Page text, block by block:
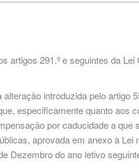
291.º e seguintes da
introduzida pelo artigo
especificamente quanto aos
por caducidade a que
aprovada em anexo à Lei
Dezembro do ano letivo